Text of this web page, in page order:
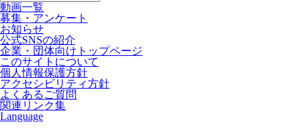
動画一覧
募集・アンケート
お知らせ
公式SNSの紹介
企業・団体向けトップページ
このサイトについて
個人情報保護方針
アクセシビリティ方針
よくあるご質問
関連リンク集
Language